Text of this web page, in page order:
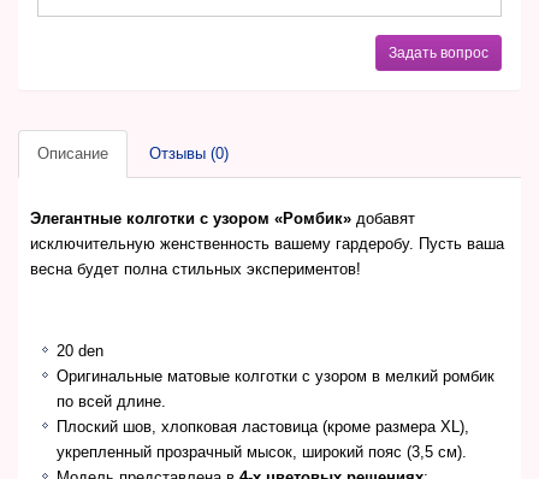
Задать вопрос
Описание Отзывы (0)
Элегантные колготки с узором «Ромбик» добавят
исключительную женственность вашему гардеробу. Пусть ваша
весна будет полна стильных экспериментов!
20 den
Оригинальные матовые колготки с узором в мелкий ромбик
по всей длине.
Плоский шов, хлопковая ластовица (кроме размера XL),
укрепленный прозрачный мысок, широкий пояс (3,5 см).